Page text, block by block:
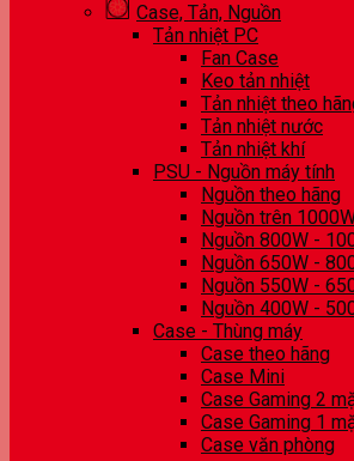
Case, Tản, Nguồn
Tản nhiệt PC
Fan Case
Keo tản nhiệt
Tản nhiệt theo
Tản nhiệt nước
Tản nhiệt khí
PSU - Nguồn máy tính
Nguồn theo hãng
Nguồn trên
Nguồn 800W -
Nguồn 650W -
Nguồn 550W -
Nguồn 400W -
Case - Thùng máy
Case theo hãng
Case Mini
Case Gaming 2
Case Gaming 1
Case văn phòng